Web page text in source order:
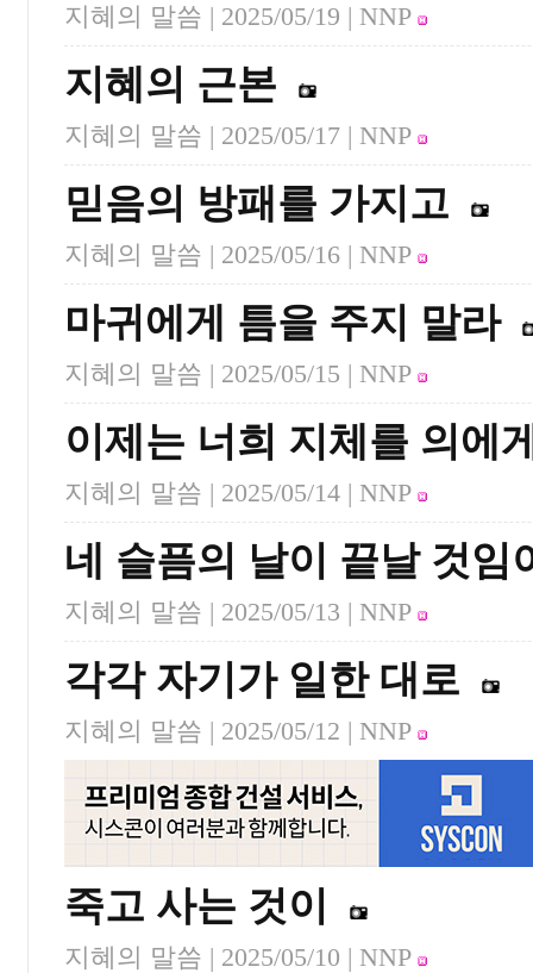
지혜의 말씀 | 2025/05/19 | NNP
지혜의 근본
지혜의 말씀 | 2025/05/17 | NNP
믿음의 방패를 가지고
지혜의 말씀 | 2025/05/16 | NNP
마귀에게 틈을 주지 말라
지혜의 말씀 | 2025/05/15 | NNP
이제는 너희 지체를 의에
지혜의 말씀 | 2025/05/14 | NNP
네 슬픔의 날이 끝날 것임
지혜의 말씀 | 2025/05/13 | NNP
각각 자기가 일한 대로
지혜의 말씀 | 2025/05/12 | NNP
죽고 사는 것이
지혜의 말씀 | 2025/05/10 | NNP